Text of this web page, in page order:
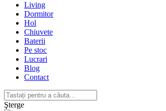
Living
Dormitor
Hol
Chiuvete
Baterii
Pe stoc
Lucrari
Blog
Contact
Şterge